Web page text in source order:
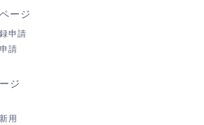
ージ
申請
請
ジ
用